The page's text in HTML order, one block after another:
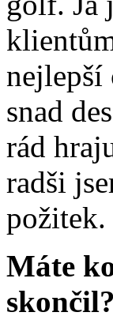
nejlepší
snad
rád
radši
požitek.
Máte
skončil?